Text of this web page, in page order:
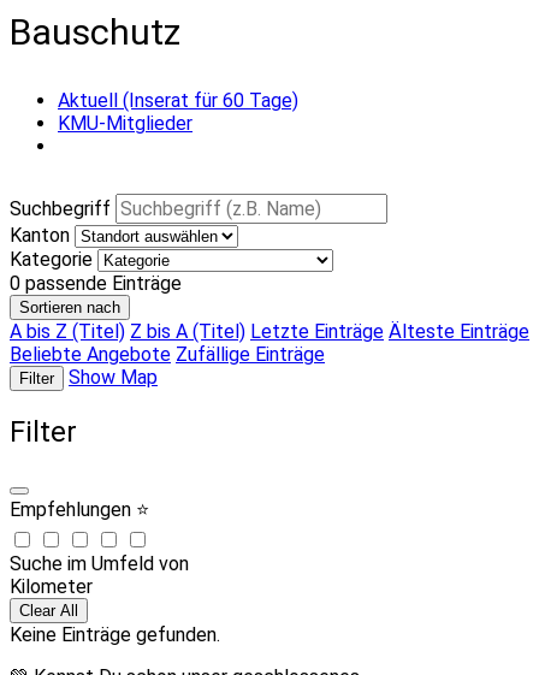
Bauschutz
Aktuell (Inserat für 60 Tage)
KMU-Mitglieder
Suchbegriff
Kanton
Kategorie
0 passende Einträge
Sortieren nach
A bis Z (Titel) Z bis A (Titel) Letzte Einträge Älteste Einträge
Beliebte Angebote Zufällige Einträge
Filter Show Map
Filter
Empfehlungen ⭐
Suche im Umfeld von
Kilometer
Clear All
Keine Einträge gefunden.